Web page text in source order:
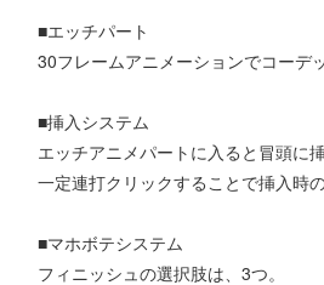
■エッチパート
30フレームアニメーションでコーデ
■挿入システム
エッチアニメパートに入ると冒頭に
一定連打クリックすることで挿入時
■マホボテシステム
フィニッシュの選択肢は、3つ。